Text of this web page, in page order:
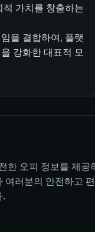
가치를 창출하는
을 결합하여, 플랫
강화한 대표적 모
한 오피 정보를 제공
여러분의 안전하고 편
.